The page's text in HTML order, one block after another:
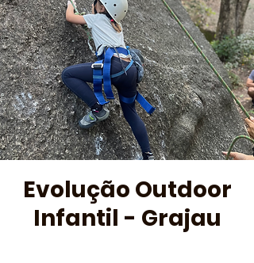
Evolução Outdoor
Infantil - Grajau